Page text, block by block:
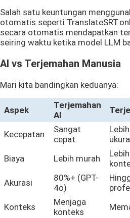
Salah satu keuntungan
otomatis seperti
secara otomatis mendapatkan
seiring waktu ketika model LLM
AI vs Terjemahan Manusia
Mari kita bandingkan keduanya:
Aspek
Terjemahan
AI
Kecepatan
Sangat
cepat
Biaya
Lebih murah
Akurasi
80%+ (GPT-
4o)
Konteks
Menjaga
konteks